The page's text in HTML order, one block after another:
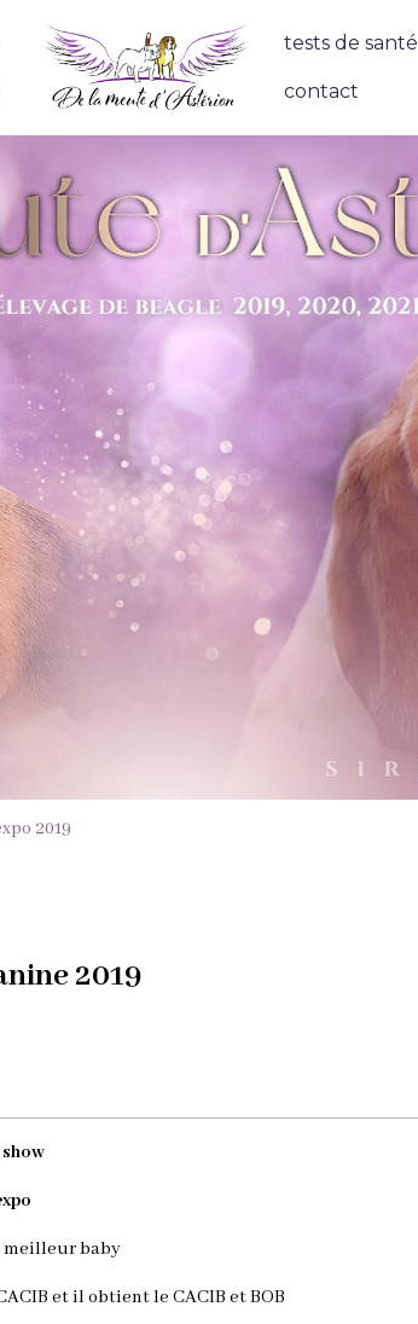
tests de santé
contact
2019
2019
meilleur baby
et il obtient le CACIB et BOB